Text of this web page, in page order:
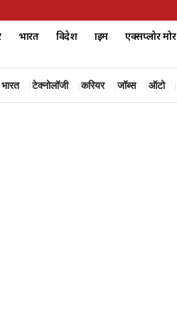
भारत विदेश क्राइम एक्सप्लोर मोर
भारत टेक्नोलॉजी करियर जॉब्स ऑटो